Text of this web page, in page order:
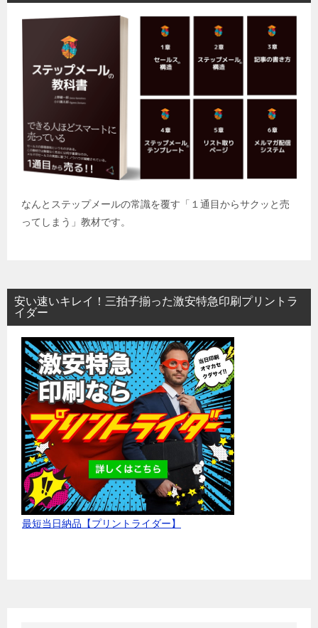
なんとステップメールの常識を覆す「１通目からサクッと売
ってしまう」教材です。
安い速いキレイ！三拍子揃った激安特急印刷プリントラ
イダー
最短当日納品【プリントライダー】